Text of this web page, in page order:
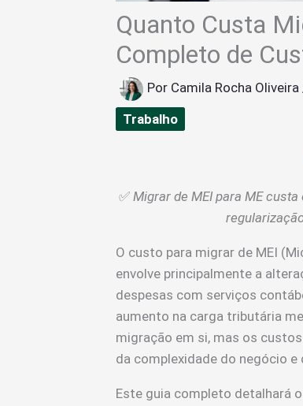
Quanto Custa
Completo de
Por Camila Rocha Oliveira
Trabalho
✅ Migrar de MEI para ME
O custo para migrar de MEI
envolve principalmente a
despesas com serviços
aumento na carga tributária
migração em si, mas os
da complexidade do negócio
Este guia completo detalhará